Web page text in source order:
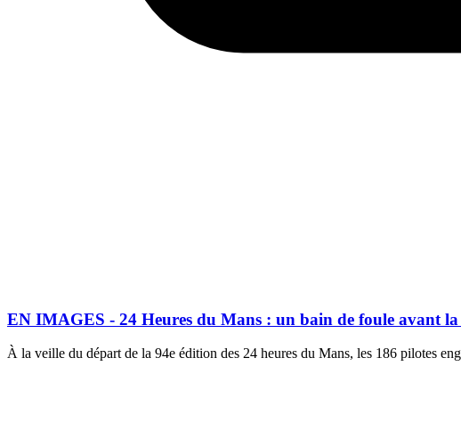
EN IMAGES - 24 Heures du Mans : un bain de foule avant
À la veille du départ de la 94e édition des 24 heures du Mans, les 186 pilotes